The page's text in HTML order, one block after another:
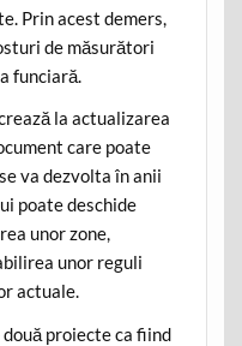
Prin acest demers,
de măsurători
funciară.
la actualizarea
care poate
va dezvolta în anii
poate deschide
unor zone,
unor reguli
actuale.
proiecte ca fiind